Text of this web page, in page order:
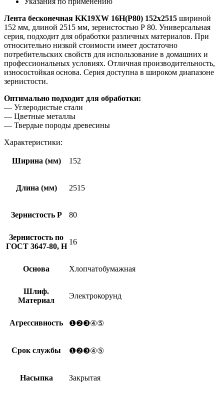
Лента бесконечная KK19XW 16H(P80) 152х2515 шириной
152 мм, длиной 2515 мм, зернистостью Р 80. Универсальная
серия, подходит для обработки различных материалов. При
относительно низкой стоимости имеет достаточно
потребительских свойств для использование в домашних и
профессиональных условиях. Отличная производительность,
износостойкая основа. Серия доступна в широком диапазоне
зернистости.
Оптимально подходит для обработки:
— Углеродистые стали
— Цветные металлы
— Твердые породы древесины
Характеристики:
Ширина (мм) 152
Длина (мм) 2515
Зернистость Р 80
Зернистость по
ГОСТ 3647-80, Н
16
Основа Хлопчатобумажная
Шлиф.
Материал
Электрокорунд
Агрессивность ❶❷❸④⑤
Срок службы ❶❷❸④⑤
Насыпка Закрытая